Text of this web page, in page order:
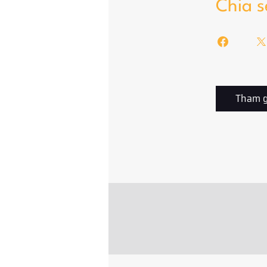
Chia
Tham